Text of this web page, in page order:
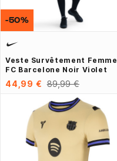
Veste Survêtement Femme
FC Barcelone Noir Violet
44,99 € 89,99 €
-50%